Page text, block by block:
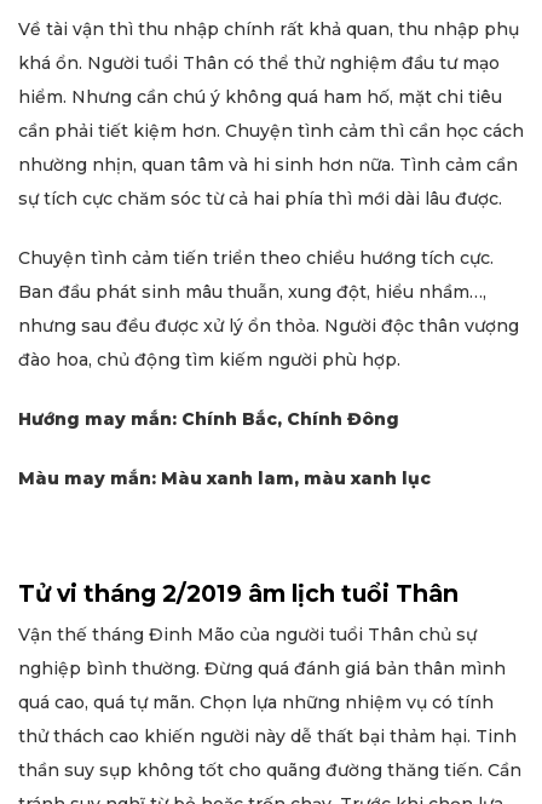
Về tài vận thì thu nhập chính rất khả quan, thu nhập phụ
khá ổn. Người tuổi Thân có thể thử nghiệm đầu tư mạo
hiểm. Nhưng cần chú ý không quá ham hố, mặt chi tiêu
cần phải tiết kiệm hơn. Chuyện tình cảm thì cần học cách
nhường nhịn, quan tâm và hi sinh hơn nữa. Tình cảm cần
sự tích cực chăm sóc từ cả hai phía thì mới dài lâu được.
Chuyện tình cảm tiến triển theo chiều hướng tích cực.
Ban đầu phát sinh mâu thuẫn, xung đột, hiểu nhầm…,
nhưng sau đều được xử lý ổn thỏa. Người độc thân vượng
đào hoa, chủ động tìm kiếm người phù hợp.
Hướng may mắn: Chính Bắc, Chính Đông
Màu may mắn: Màu xanh lam, màu xanh lục
Tử vi tháng 2/2019 âm lịch tuổi Thân
Vận thế tháng Đinh Mão của người tuổi Thân chủ sự
nghiệp bình thường. Đừng quá đánh giá bản thân mình
quá cao, quá tự mãn. Chọn lựa những nhiệm vụ có tính
thử thách cao khiến người này dễ thất bại thảm hại. Tinh
thần suy sụp không tốt cho quãng đường thăng tiến. Cần